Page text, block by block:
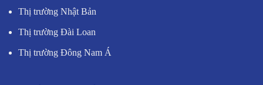
Thị trường Nhật Bản
Thị trường Đài Loan
Thị trường Đông Nam Á